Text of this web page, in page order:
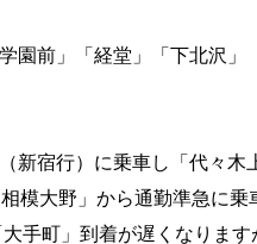
園前」「経堂」「下北沢」
新宿行）に乗車し「代々木
模大野」から通勤準急に乗
手町」到着が遅くなりま